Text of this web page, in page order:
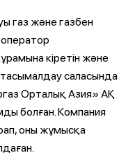
газ және газбен
кіретін және
саласында
Орталық Азия» АҚ
болған. Компания
оны жұмысқа